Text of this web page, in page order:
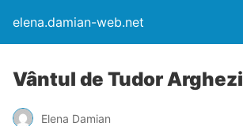
elena.damian-web.net
Vântul de Tudor Arghezi
Elena Damian